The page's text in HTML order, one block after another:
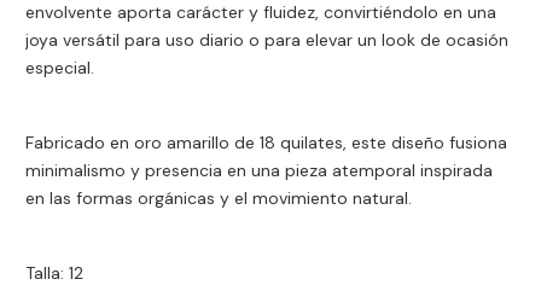
envolvente aporta carácter y fluidez, convirtiéndolo en una
joya versátil para uso diario o para elevar un look de ocasión
especial.
Fabricado en oro amarillo de 18 quilates, este diseño fusiona
minimalismo y presencia en una pieza atemporal inspirada
en las formas orgánicas y el movimiento natural.
Talla: 12